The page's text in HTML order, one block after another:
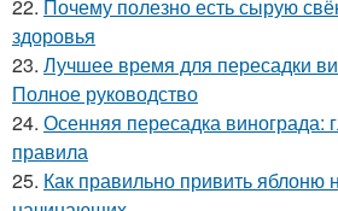
22. Почему полезно есть сырую
здоровья
23. Лучшее время для пересадки
Полное руководство
24. Осенняя пересадка винограда:
правила
25. Как правильно привить яблоню